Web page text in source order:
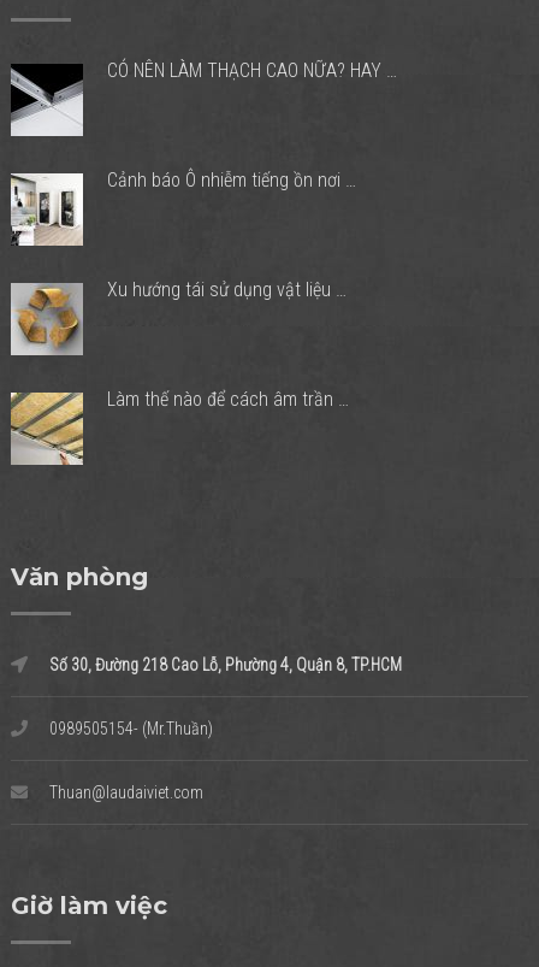
CÓ NÊN LÀM THẠCH CAO NỮA? HAY …
Cảnh báo Ô nhiễm tiếng ồn nơi …
Xu hướng tái sử dụng vật liệu …
Làm thế nào để cách âm trần …
Văn phòng
Số 30, Đường 218 Cao Lỗ, Phường 4, Quận 8, TP.HCM
0989505154- (Mr.Thuần)
Thuan@laudaiviet.com
Giờ làm việc